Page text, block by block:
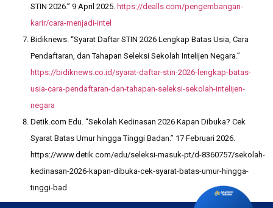
STIN 2026.” 9 April 2025. https://dealls.com/pengembangan-
karir/cara-menjadi-intel
Bidiknews. “Syarat Daftar STIN 2026 Lengkap Batas Usia, Cara
Pendaftaran, dan Tahapan Seleksi Sekolah Intelijen Negara.”
https://bidiknews.co.id/syarat-daftar-stin-2026-lengkap-batas-
usia-cara-pendaftaran-dan-tahapan-seleksi-sekolah-intelijen-
negara
Detik.com Edu. “Sekolah Kedinasan 2026 Kapan Dibuka? Cek
Syarat Batas Umur hingga Tinggi Badan.” 17 Februari 2026.
https://www.detik.com/edu/seleksi-masuk-pt/d-8360757/sekolah-
kedinasan-2026-kapan-dibuka-cek-syarat-batas-umur-hingga-
tinggi-bad